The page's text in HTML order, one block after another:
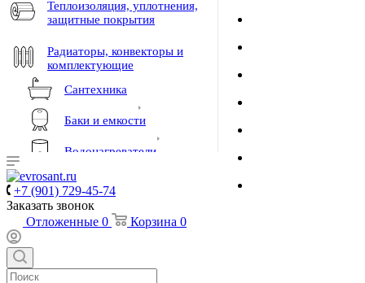
Теплоизоляция, уплотнения,
защитные покрытия
Радиаторы, конвекторы и
комплектующие
Сантехника
Баки и емкости
Водонагреватели
Инструмент, сварочное
оборудование и материалы
Котлы и горелки
Пожарное оборудование
+7 (901) 729-45-74
Заказать звонок
Отложенные 0 Корзина 0